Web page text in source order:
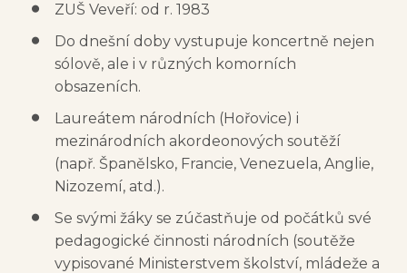
ZUŠ Veveří: od r. 1983
Do dnešní doby vystupuje koncertně nejen
sólově, ale i v různých komorních
obsazeních.
Laureátem národních (Hořovice) i
mezinárodních akordeonových soutěží
(např. Španělsko, Francie, Venezuela, Anglie,
Nizozemí, atd.).
Se svými žáky se zúčastňuje od počátků své
pedagogické činnosti národních (soutěže
vypisované Ministerstvem školství, mládeže a